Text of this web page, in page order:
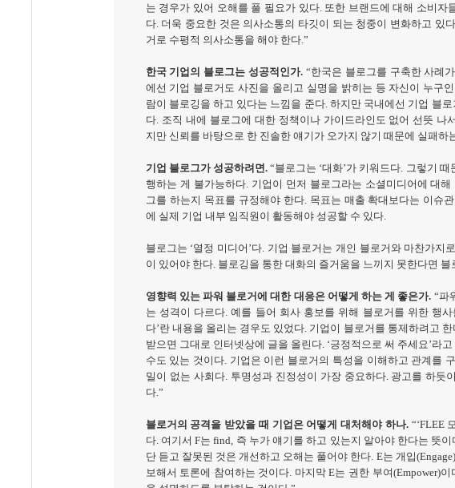
는 경우가 있어 오해를 풀 필요가 있다. 또한 브랜드에 대해 소비자
다. 더욱 중요한 것은 의사소통의 타깃이 되는 청중이 변화하고 있
거로 수평적 의사소통을 해야 한다.”
한국 기업의 블로그는 성공적인가. “한국은 블로그를 구축한 사례
에선 기업 블로거도 사진을 올리고 실명을 밝히는 등 자신이 누구
람이 블로깅을 하고 있다는 느낌을 준다. 하지만 국내에선 기업 블
다. 조직 내에 블로그에 대한 정책이나 가이드라인도 없어 선뜻 나
지만 신뢰를 바탕으로 한 진솔한 얘기가 오가지 않기 때문에 실패하
기업 블로그가 성공하려면 .“블로그는 ‘대화’가 키워드다 그렇기 때
행하는 게 불가능하다. 기업이 먼저 블로그라는 소셜미디어에 대해
그를 하는지 목표를 규정해야 한다. 목표는 매출 확대보다는 이슈
에 실제 기업 내부 임직원이 활동해야 성공할 수 있다.
블로그는 ‘열정 미디어 ’다. 기업 블로거는 개인 블로거와 마찬가지
이 있어야 한다. 블로깅을 통한 대화의 즐거움을 느끼지 못한다면
영향력 있는 파워 블로거에 대한 대응은 어떻게 하는 게 좋은가. “파
는 성격이 다르다 .예를 들어 회사 홍보를 위해 블로거를 위한 행사
다’란 내용을 올리는 경우도 있었다 기업이 블로거를 통제하려고
받으면 그대로 인터넷상에 글을 올린다. ‘긍정적으로 써 주세요 ’라
수도 있는 것이다 기업은 이런 블로거의 특성을 이해하고 관계를
밀이 없는 사회다. 투명성과 진정성이 가장 중요하다. 광고를 하듯
다.”
블로거의 공격을 받았을 때 기업은 어떻게 대처해야 하나.“‘FLEE
다. 여기서 F는 find, 즉 누가 얘기를 하고 있는지 알아야 한다는 뜻이
단 듣고 잘못된 것은 개선하고 오해는 풀어야 한다 . E는 개입(Engage)
보해서 토론에 참여하는 것이다 마지막E는 권한 부여(Empower)이